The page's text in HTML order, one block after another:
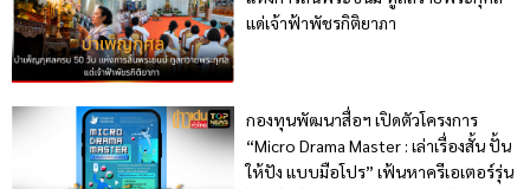
แด่เจ้าฟ้าพัชรกิติยาภา
กองทุนพัฒนาสื่อฯ เปิดตัวโครงการ
“Micro Drama Master : เล่าเรื่องสั้น ปั้น
ให้ปัง แบบมือโปร” เฟ้นหาครีเอเตอร์รุ่น